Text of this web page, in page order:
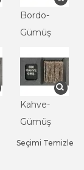
Bordo-
Gümüş
Kahve-
Gümüş
Seçimi Temizle